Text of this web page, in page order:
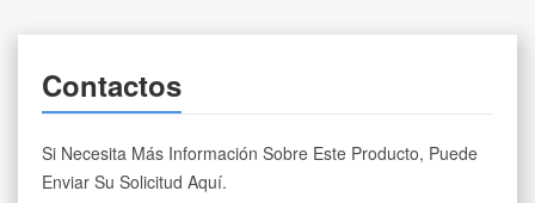
Contactos
Si Necesita Más Información Sobre Este Producto, Puede
Enviar Su Solicitud Aquí.